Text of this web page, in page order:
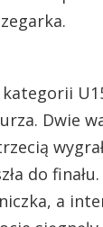
Dwie
do
a